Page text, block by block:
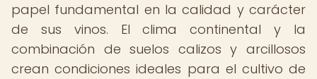
papel fundamental en la calidad y carácter
de sus vinos. El clima continental y la
combinación de suelos calizos y arcillosos
crean condiciones ideales para el cultivo de